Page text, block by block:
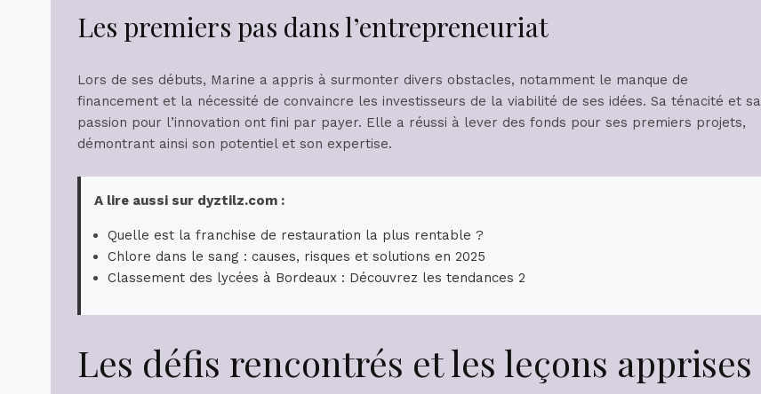
Les premiers pas dans l’entrepreneuriat
Lors de ses débuts, Marine a appris à surmonter divers obstacles, notamment le manque de
financement et la nécessité de convaincre les investisseurs de la viabilité de ses idées. Sa ténacité et sa
passion pour l’innovation ont fini par payer. Elle a réussi à lever des fonds pour ses premiers projets,
démontrant ainsi son potentiel et son expertise.
A lire aussi sur dyztilz.com :
Quelle est la franchise de restauration la plus rentable ?
Chlore dans le sang : causes, risques et solutions en 2025
Classement des lycées à Bordeaux : Découvrez les tendances 2
Les défis rencontrés et les leçons apprises